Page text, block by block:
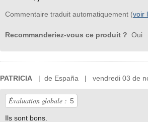
Commentaire traduit automatiquement (voir
Recommanderiez-vous ce produit ? Oui
PATRICIA | de España | vendredi 03 de
Évaluation globale : 5
Ils sont bons.